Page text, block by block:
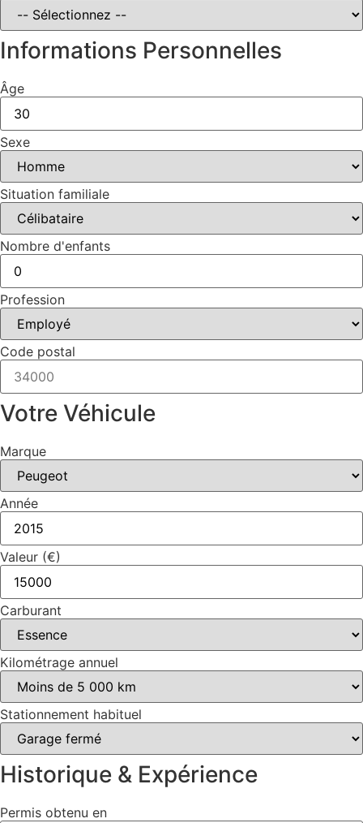
Informations Personnelles
Âge
Sexe
Situation familiale
Nombre d'enfants
Profession
Code postal
Votre Véhicule
Marque
Année
Valeur (€)
Carburant
Kilométrage annuel
Stationnement habituel
Historique & Expérience
Permis obtenu en